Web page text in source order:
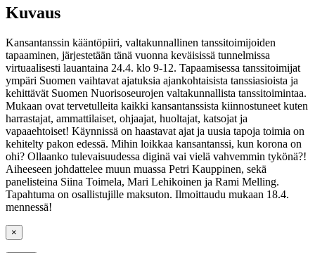
Kuvaus
Kansantanssin kääntöpiiri, valtakunnallinen tanssitoimijoiden
tapaaminen, järjestetään tänä vuonna keväisissä tunnelmissa
virtuaalisesti lauantaina 24.4. klo 9-12. Tapaamisessa tanssitoimijat
ympäri Suomen vaihtavat ajatuksia ajankohtaisista tanssiasioista ja
kehittävät Suomen Nuorisoseurojen valtakunnallista tanssitoimintaa.
Mukaan ovat tervetulleita kaikki kansantanssista kiinnostuneet kuten
harrastajat, ammattilaiset, ohjaajat, huoltajat, katsojat ja
vapaaehtoiset! Käynnissä on haastavat ajat ja uusia tapoja toimia on
kehitelty pakon edessä. Mihin loikkaa kansantanssi, kun korona on
ohi? Ollaanko tulevaisuudessa diginä vai vielä vahvemmin tykönä?!
Aiheeseen johdattelee muun muassa Petri Kauppinen, sekä
panelisteina Siina Toimela, Mari Lehikoinen ja Rami Melling.
Tapahtuma on osallistujille maksuton. Ilmoittaudu mukaan 18.4.
mennessä!
×